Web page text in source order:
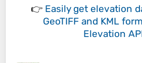
👉 Easily get elevation
GeoTIFF and KML
Elevation